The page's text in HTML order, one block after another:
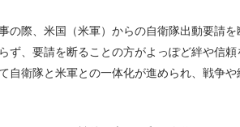
の際、米国（米軍）からの自衛隊出動要請を
ず、要請を断ることの方がよっぽど絆や信頼
自衛隊と米軍との一体化が進められ、戦争や